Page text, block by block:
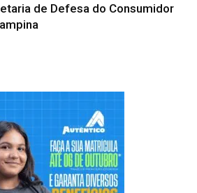
de Defesa do Consumidor